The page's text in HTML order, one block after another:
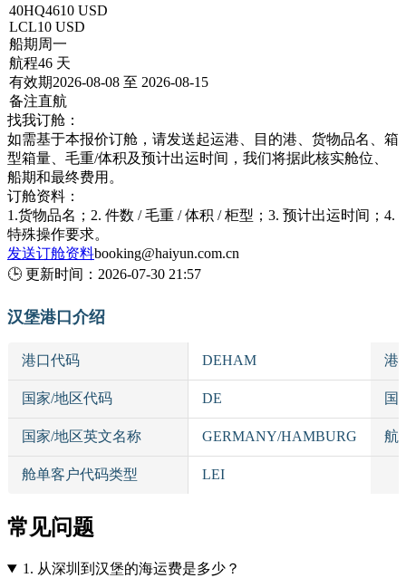
40HQ4610 USD
LCL10 USD
船期 周一
航程46 天
有效期2026-08-08 至 2026-08-15
备注直航
找我订舱：
如需基于本报价订舱，请发送起运港、目的港、货物品名、箱
型箱量、毛重/体积及预计出运时间，我们将据此核实舱位、
船期和最终费用。
订舱资料：
1.货物品名；2. 件数 / 毛重 / 体积 / 柜型；3. 预计出运时间；4.
特殊操作要求。
发送订舱资料booking@haiyun.com.cn
🕒 更新时间： 2026-07-30 21:57
汉堡港口介绍
港口代码 DEHAM 港
国家/地区代码 DE 国
国家/地区英文名称 GERMANY/HAMBURG 航
舱单客户代码类型 LEI
常见问题
1. 从深圳到汉堡的海运费是多少？